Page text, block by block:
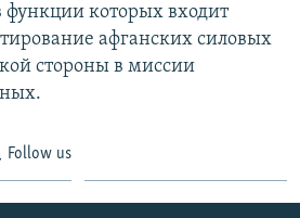
которых входит
афганских силовых
стороны в миссии
Follow us